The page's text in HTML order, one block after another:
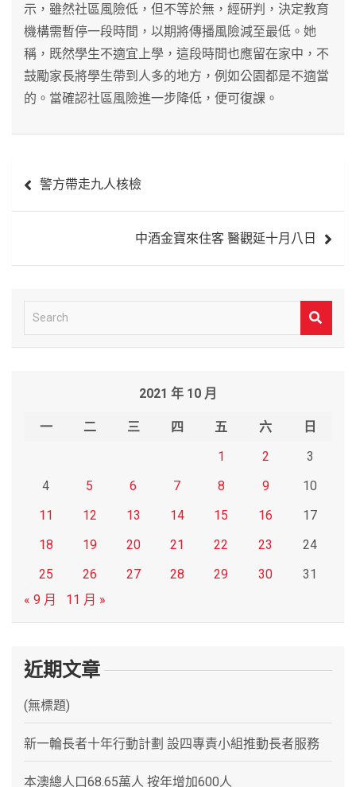
示，雖然社區風險低，但不等於無，經研判，決定教育
機構需暫停一段時間，以期將傳播風險減至最低。她
稱，既然學生不適宜上學，這段時間也應留在家中，不
鼓勵家長將學生帶到人多的地方，例如公園都是不適當
的。當確認社區風險進一步降低，便可復課。
章 警方帶走九人核檢
中酒金寶來住客 醫觀延十月八日
e
2021 年 10 月
一 二 三 四 五 六
日
1
2
3
4
5 6 7 8 9
10
11
12 13 14 15 16
17
18
19 20 21 22 23
24
25
26 27 28 29 30
31
« 9 月
11 月 »
近期文章
(無標題)
新一輪長者十年行動計劃 設四專責小組推動長者服務
本澳總人口68.65萬人 按年增加600人